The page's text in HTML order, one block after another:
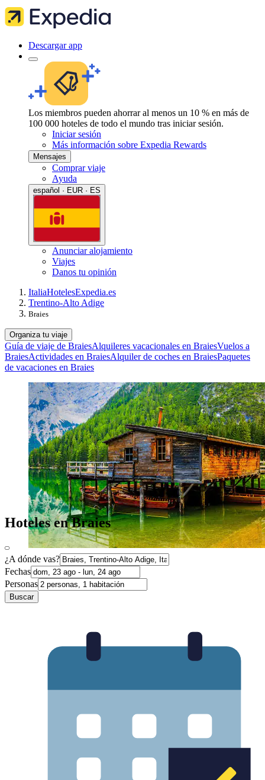
Descargar app
Los miembros pueden ahorrar al menos un 10 % en más de
100 000 hoteles de todo el mundo tras iniciar sesión.
Iniciar sesión
Más información sobre Expedia Rewards
Mensajes
Comprar viaje
Ayuda
español · EUR · ES
Anunciar alojamiento
Viajes
Danos tu opinión
ItaliaHotelesExpedia.es
Trentino-Alto Adige
Braies
Organiza tu viaje
Guía de viaje de BraiesAlquileres vacacionales en BraiesVuelos a
BraiesActividades en BraiesAlquiler de coches en BraiesPaquetes
de vacaciones en Braies
Hoteles en Braies
¿A dónde vas?
Fechas
Personas
Buscar